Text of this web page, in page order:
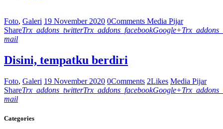
Foto, Galeri 19 November 2020 0Comments Media Pijar
ShareTrx_addons_twitterTrx_addons_facebookGoogle+
mail
Disini, tempatku berdiri
Foto, Galeri 19 November 2020 0Comments 2Likes Media Pijar
ShareTrx_addons_twitterTrx_addons_facebookGoogle+
mail
Categories